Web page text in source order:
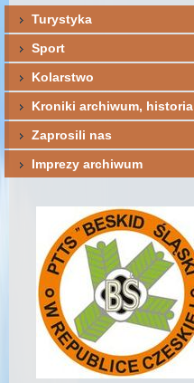
Turystyka
Sport
Kolarstwo
Kroniki archiwum, historia
Zaprosili nas
Imprezy archiwum